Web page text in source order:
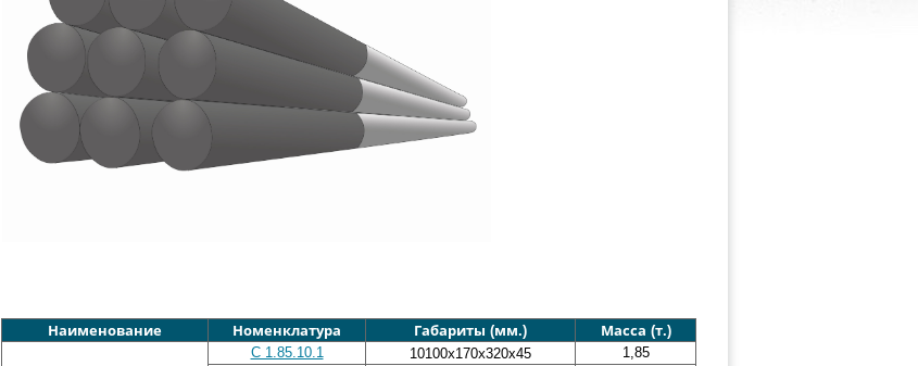
Наименование Номенклатура Габариты (мм.) Масса (т.)
C 1.85.10.1 10100х170х320x45
1,85